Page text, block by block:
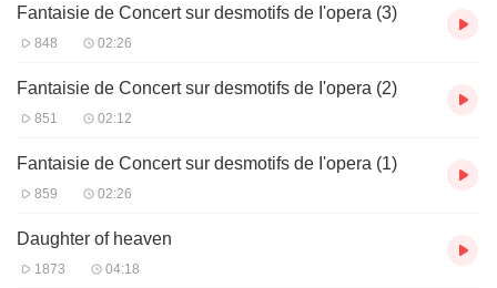
Fantaisie de Concert sur desmotifs de I'opera (3)
848 02:26
Fantaisie de Concert sur desmotifs de I'opera (2)
851 02:12
Fantaisie de Concert sur desmotifs de I'opera (1)
859 02:26
Daughter of heaven
1873 04:18